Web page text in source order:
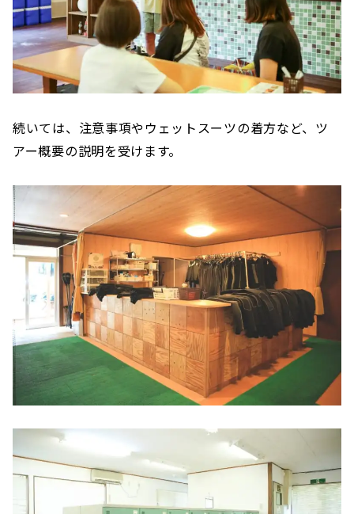
続いては、注意事項やウェットスーツの着方など、ツ
アー概要の説明を受けます。